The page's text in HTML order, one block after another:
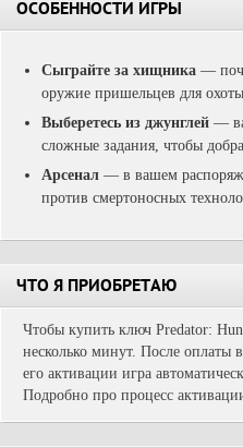
ОСОБЕННОСТИ ИГРЫ
Сыграйте за хищника —
оружие пришельцев для
Выберетесь из джунглей —
сложные задания, чтобы
Арсенал — в вашем
против смертоносных
ЧТО Я ПРИОБРЕТАЮ
Чтобы купить ключ Predator:
несколько минут. После оплаты
его активации игра
Подробно про процесс